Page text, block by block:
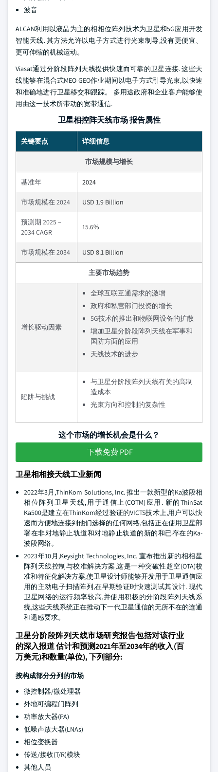
波音
ALCAN利用以液晶为主的相相位阵列技术为卫星和5G应用开发
智能天线. 其方法允许以电子方式进行光束制导,没有更便宜、
更可伸缩的机械运动。
Viasat通过分阶段阵列天线提供快速而可靠的卫星连接. 这些天
线能够在混合式MEO-GEO作业期间以电子方式引导光束,以快速
和准确地进行卫星移交和跟踪。 多用途政府和企业客户能够使
用由这一技术所带动的宽带通信.
卫星相控阵天线市场 报告属性
关键要点 详细信息
市场规模与增长
基准年 2024
市场规模在 2024 USD 1.9 Billion
预测期 2025 –
2034 CAGR
15.6%
市场规模在 2034 USD 8.1 Billion
主要市场趋势
增长驱动因素
全球互联互通需求的激增
政府和私营部门投资的增长
5G技术的推出和物联网设备的扩散
增加卫星分阶段阵列天线在军事和
国防方面的应用
天线技术的进步
陷阱与挑战
与卫星分阶段阵列天线有关的高制
造成本
光束方向和控制的复杂性
这个市场的增长机会是什么？
下载免费 PDF
卫星相相接天线工业新闻
2022年3月,ThinKom Solutions, Inc. 推出一款新型的Ka波段相
相位阵列卫星天线,用于通信上(COTM)应用. 新的ThinSat
Ka500是建立在ThinKom经过验证的VICTS技术上,用户可以快
速而方便地连接到他们选择的任何网络,包括正在使用卫星部
署在非对地静止轨道和对地静止轨道的新的和已存在的Ka-
波段网络。
2023年10月,Keysight Technologies, Inc. 宣布推出新的相相星
阵列天线控制与校准解决方案,这是一种突破性超空(OTA)校
准和特征化解决方案,使卫星设计师能够开发用于卫星通信应
用的主动电子扫描阵列,在早期验证时快速测试其设计. 现代
卫星网络的运行频率较高,并使用积极的分阶段阵列天线系
统,这些天线系统正在推动下一代卫星通信的无所不在的连通
和遥感要求。
卫星分阶段阵列天线市场研究报告包括对该行业
的深入报道 估计和预测2021年至2034年的收入(百
万美元)和数量(单位), 下列部分:
按构成部分分列的市场
微控制器/微处理器
外地可编程门阵列
功率放大器(PA)
低噪声放大器(LNAs)
相位变换器
传送/接收(T/R)模块
其他人员